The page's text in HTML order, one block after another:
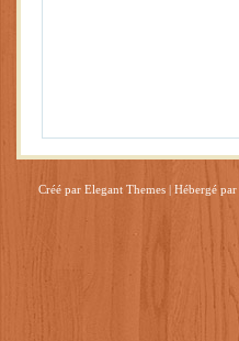
Créé par Elegant Themes | Hébergé par